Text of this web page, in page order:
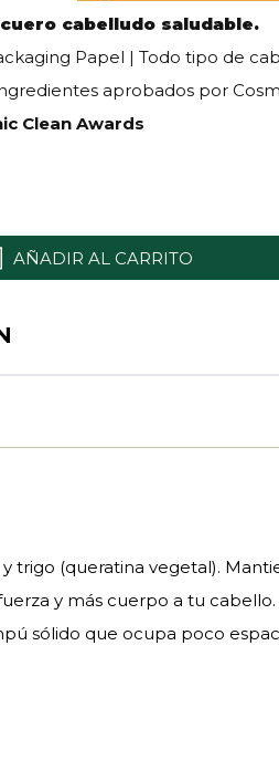
cabelludo saludable.
Papel | Todo tipo de
aprobados por
Clean Awards
AÑADIR AL CARRITO
trigo (queratina vegetal).
y más cuerpo a tu cabello.
sólido que ocupa poco